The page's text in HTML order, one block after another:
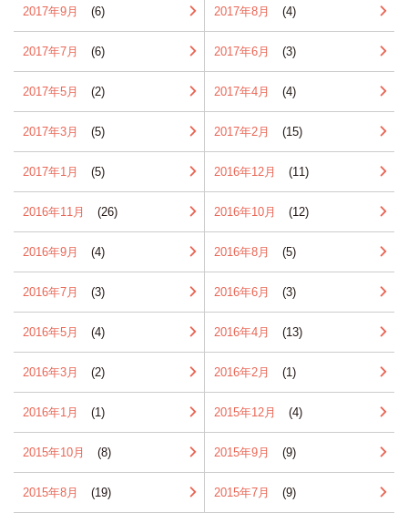
2017年9月 (6) 2017年8月 (4)
2017年7月 (6) 2017年6月 (3)
2017年5月 (2) 2017年4月 (4)
2017年3月 (5) 2017年2月 (15)
2017年1月 (5) 2016年12月 (11)
2016年11月 (26) 2016年10月 (12)
2016年9月 (4) 2016年8月 (5)
2016年7月 (3) 2016年6月 (3)
2016年5月 (4) 2016年4月 (13)
2016年3月 (2) 2016年2月 (1)
2016年1月 (1) 2015年12月 (4)
2015年10月 (8) 2015年9月 (9)
2015年8月 (19) 2015年7月 (9)